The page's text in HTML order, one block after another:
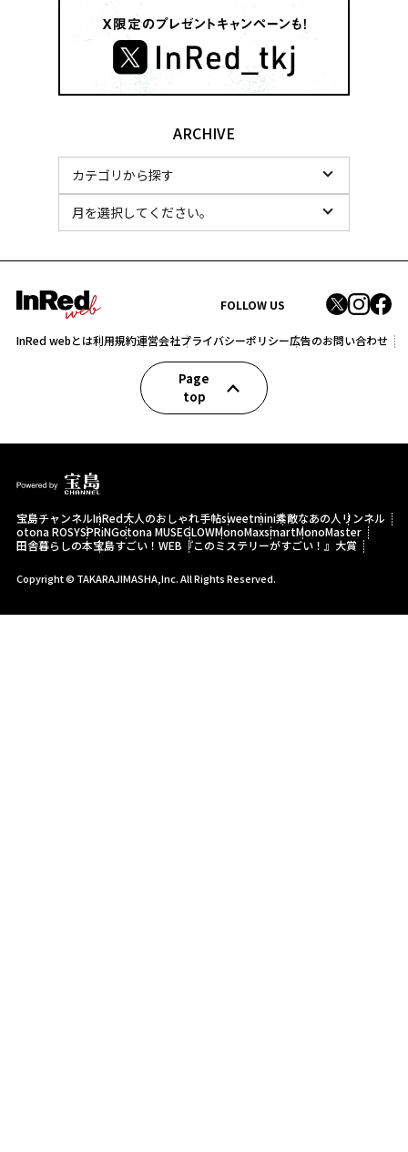
ARCHIVE
FOLLOW US
InRed webとは利用規約運営会社プライバシーポリシー広告のお問い合わせ
Page
top
宝島チャンネルInRed大人のおしゃれ手帖sweetmini素敵なあの人 リンネル
otona ROSYSPRiNGotona MUSEGLOWMonoMaxsmartMonoMaster
田舎暮らしの本宝島すごい！WEB 『このミステリーがすごい！』大賞
Copyright © TAKARAJIMASHA,Inc. All Rights Reserved.